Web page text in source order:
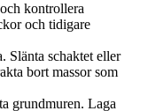
kontrollera
och tidigare
Slänta schaktet eller
bort massor som
grundmuren. Laga